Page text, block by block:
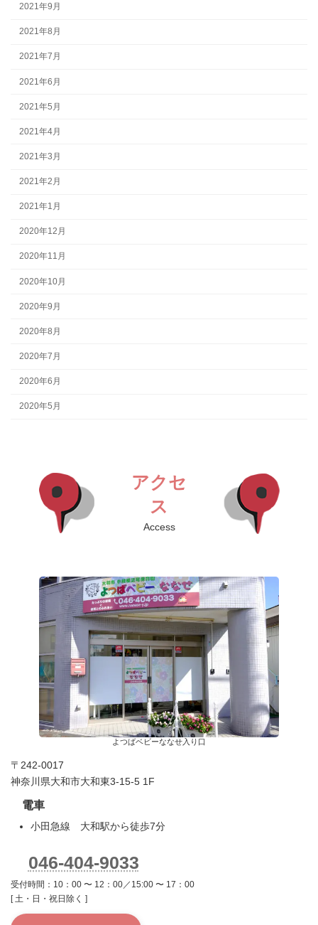
2021年9月
2021年8月
2021年7月
2021年6月
2021年5月
2021年4月
2021年3月
2021年2月
2021年1月
2020年12月
2020年11月
2020年10月
2020年9月
2020年8月
2020年7月
2020年6月
2020年5月
アクセ
ス
Access
よつばベビーななせ入り口
〒242-0017
神奈川県大和市大和東3-15-5 1F
電車
小田急線 大和駅から徒歩7分
046-404-9033
受付時間：10：00 〜 12：00／15:00 〜 17：00
[ 土・日・祝日除く ]